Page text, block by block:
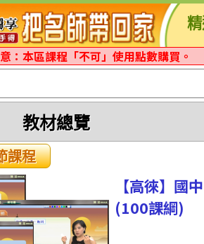
：本區課程「不可」使用點數購買。
教材總覽
課程
【高徠】國
(100課綱)